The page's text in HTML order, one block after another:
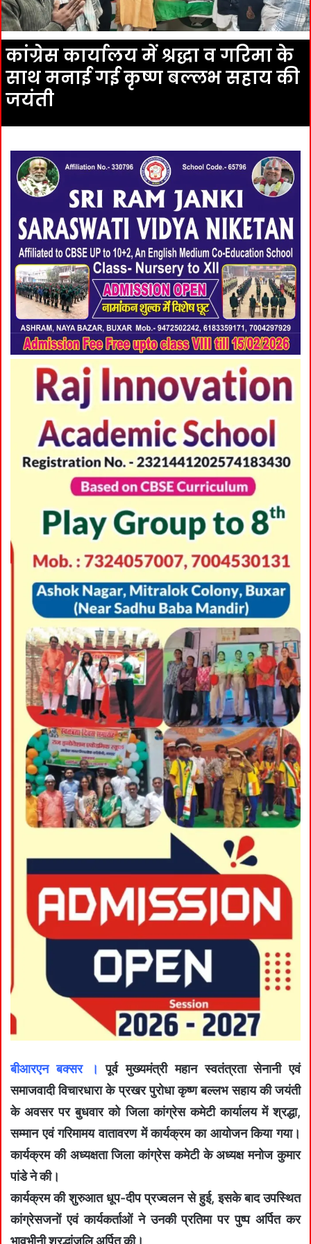
कांग्रेस कार्यालय में श्रद्धा व गरिमा के
साथ मनाई गई कृष्ण बल्लभ सहाय की
जयंती
बीआरएन बक्सर ।पूर्व मुख्यमंत्री महान स्वतंत्रता सेनानी एवं
समाजवादी विचारधारा के प्रखर पुरोधा कृष्ण बल्लभ सहाय की जयंती
के अवसर पर बुधवार को जिला कांग्रेस कमेटी कार्यालय में श्रद्धा,
सम्मान एवं गरिमामय वातावरण में कार्यक्रम का आयोजन किया गया।
कार्यक्रम की अध्यक्षता जिला कांग्रेस कमेटी के अध्यक्ष मनोज कुमार
पांडे ने की।
कार्यक्रम की शुरुआत धूप-दीप प्रज्वलन से हुई, इसके बाद उपस्थित
कांग्रेसजनों एवं कार्यकर्ताओं ने उनकी प्रतिमा पर पुष्प अर्पित कर
भावभीनी श्रद्धांजलि अर्पित की।